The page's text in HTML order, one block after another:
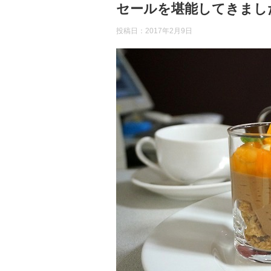
セールを堪能してきまし
投稿日： 2017年2月9日